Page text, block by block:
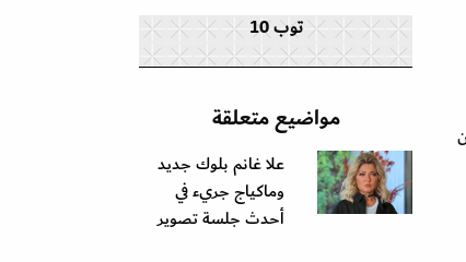
توب 10
مواضيع متعلقة
علا غانم بلوك جديد
وماكياج جريء في
أحدث جلسة تصوير